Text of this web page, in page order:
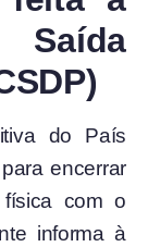
Saída
do País
encerrar
com o
informa à